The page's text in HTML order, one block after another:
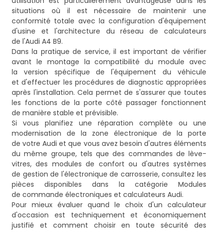
situations où il est nécessaire de maintenir une
conformité totale avec la configuration d'équipement
d'usine et l'architecture du réseau de calculateurs
de l'Audi A4 B9.
Dans la pratique de service, il est important de vérifier
avant le montage la compatibilité du module avec
la version spécifique de l'équipement du véhicule
et d'effectuer les procédures de diagnostic appropriées
après l'installation. Cela permet de s'assurer que toutes
les fonctions de la porte côté passager fonctionnent
de manière stable et prévisible.
Si vous planifiez une réparation complète ou une
modernisation de la zone électronique de la porte
de votre Audi et que vous avez besoin d'autres éléments
du même groupe, tels que des commandes de lève-
vitres, des modules de confort ou d'autres systèmes
de gestion de l'électronique de carrosserie, consultez les
pièces disponibles dans la catégorie Modules
de commande électroniques et calculateurs Audi.
Pour mieux évaluer quand le choix d'un calculateur
d'occasion est techniquement et économiquement
justifié et comment choisir en toute sécurité des